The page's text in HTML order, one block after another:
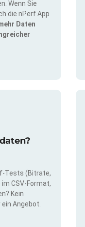
Wenn Sie
die nPerf App
Daten
Tests (Bitrate,
CSV-Format,
Kein
ein Angebot.